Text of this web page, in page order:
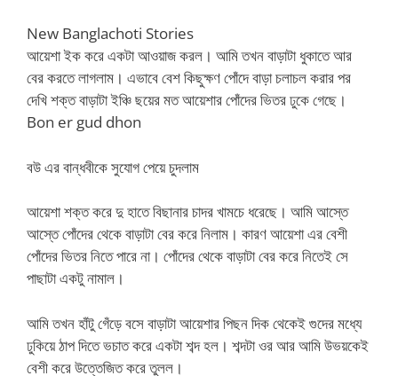
New Banglachoti Stories
আয়েশা ইক করে একটা আওয়াজ করল। আমি তখন বাড়াটা ধুকাতে আর
বের করতে লাগলাম। এভাবে বেশ কিছুক্ষণ পোঁদে বাড়া চলাচল করার পর
দেখি শক্ত বাড়াটা ইঞ্চি ছয়ের মত আয়েশার পোঁদের ভিতর ঢুকে গেছে।
Bon er gud dhon
বউ এর বান্ধবীকে সুযোগ পেয়ে চুদলাম
আয়েশা শক্ত করে দু হাতে বিছানার চাদর খামচে ধরেছে। আমি আস্তে
আস্তে পোঁদের থেকে বাড়াটা বের করে নিলাম। কারণ আয়েশা এর বেশী
পোঁদের ভিতর নিতে পারে না। পোঁদের থেকে বাড়াটা বের করে নিতেই সে
পাছাটা একটু নামাল।
আমি তখন হাঁটু গেঁড়ে বসে বাড়াটা আয়েশার পিছন দিক থেকেই গুদের মধ্যে
ঢুকিয়ে ঠাপ দিতে ভচাত করে একটা শব্দ হল। শব্দটা ওর আর আমি উভয়কেই
বেশী করে উত্তেজিত করে তুলল।